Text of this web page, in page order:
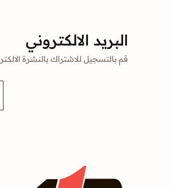
البريد الالكتروني
قم بالتسجيل للاشتراك بالنشرة
i